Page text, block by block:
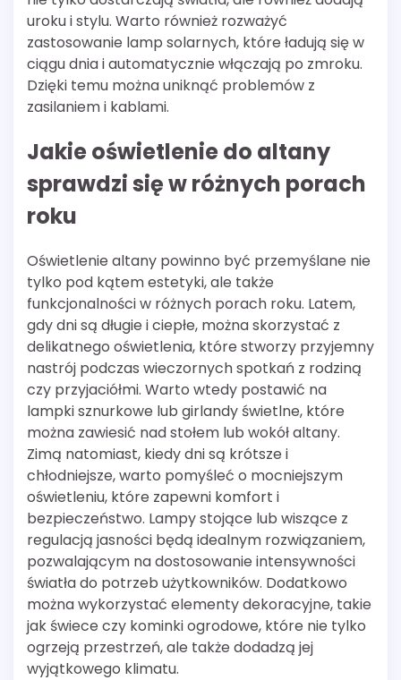
uroku i stylu. Warto również rozważyć
zastosowanie lamp solarnych, które ładują się w
ciągu dnia i automatycznie włączają po zmroku.
Dzięki temu można uniknąć problemów z
zasilaniem i kablami.
Jakie oświetlenie do altany
sprawdzi się w różnych porach
roku
Oświetlenie altany powinno być przemyślane nie
tylko pod kątem estetyki, ale także
funkcjonalności w różnych porach roku. Latem,
gdy dni są długie i ciepłe, można skorzystać z
delikatnego oświetlenia, które stworzy przyjemny
nastrój podczas wieczornych spotkań z rodziną
czy przyjaciółmi. Warto wtedy postawić na
lampki sznurkowe lub girlandy świetlne, które
można zawiesić nad stołem lub wokół altany.
Zimą natomiast, kiedy dni są krótsze i
chłodniejsze, warto pomyśleć o mocniejszym
oświetleniu, które zapewni komfort i
bezpieczeństwo. Lampy stojące lub wiszące z
regulacją jasności będą idealnym rozwiązaniem,
pozwalającym na dostosowanie intensywności
światła do potrzeb użytkowników. Dodatkowo
można wykorzystać elementy dekoracyjne, takie
jak świece czy kominki ogrodowe, które nie tylko
ogrzeją przestrzeń, ale także dodadzą jej
wyjątkowego klimatu.